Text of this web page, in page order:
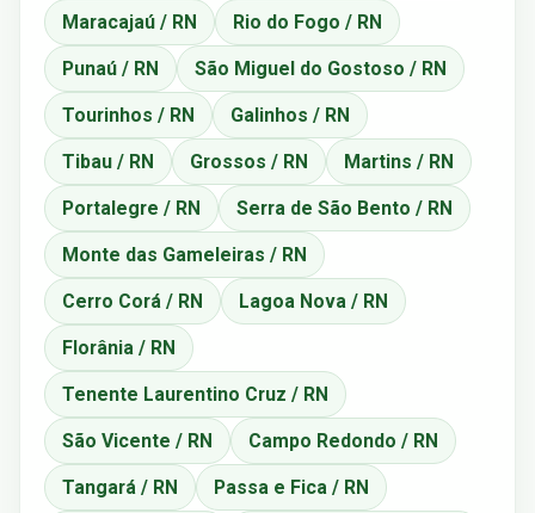
Maracajaú / RN Rio do Fogo / RN
Punaú / RN São Miguel do Gostoso / RN
Tourinhos / RN Galinhos / RN
Tibau / RN Grossos / RN Martins / RN
Portalegre / RN Serra de São Bento / RN
Monte das Gameleiras / RN
Cerro Corá / RN Lagoa Nova / RN
Florânia / RN
Tenente Laurentino Cruz / RN
São Vicente / RN Campo Redondo / RN
Tangará / RN Passa e Fica / RN